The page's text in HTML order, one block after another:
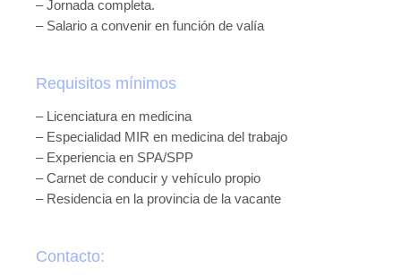
– Jornada completa.
– Salario a convenir en función de valía
Requisitos mínimos
– Licenciatura en medicina
– Especialidad MIR en medicina del trabajo
– Experiencia en SPA/SPP
– Carnet de conducir y vehículo propio
– Residencia en la provincia de la vacante
Contacto: